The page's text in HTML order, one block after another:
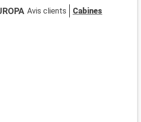
son architecture remarquable.
Avis clients Cabines